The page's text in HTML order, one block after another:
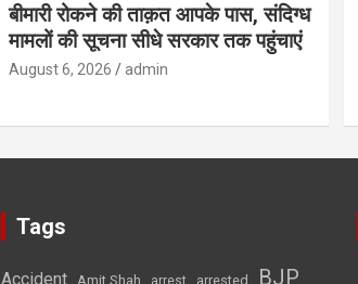
बीमारी रोकने की ताक़त आपके पास, संदिग्ध
मामलों की सूचना सीधे सरकार तक पहुंचाएं
August 6, 2026 admin
Tags
Accident Amit Shah arrest arrested BJP